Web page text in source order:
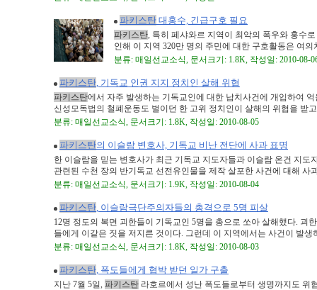
파키스탄 대홍수, 긴급구호 필요
파키스탄, 특히 페샤와르 지역이 최악의 폭우와 홍수
인해 이 지역 320만 명의 주민에 대한 구호활동은 여
분류: 매일선교소식, 문서크기: 1.8K, 작성일: 2010-08-
파키스탄, 기독교 인권 지지 정치인 살해 위협
파키스탄에서 자주 발생하는 기독교인에 대한 납치사건에 개입하여
신성모독법의 철폐운동도 벌이던 한 고위 정치인이 살해의 위협을 받
분류: 매일선교소식, 문서크기: 1.8K, 작성일: 2010-08-05
파키스탄의 이슬람 변호사, 기독교 비난 전단에 사과 표명
한 이슬람을 믿는 변호사가 최근 기독교 지도자들과 이슬람 온건 지
관련된 수천 장의 반기독교 선전유인물을 제작 살포한 사건에 대해 사
분류: 매일선교소식, 문서크기: 1.9K, 작성일: 2010-08-04
파키스탄, 이슬람극단주의자들의 총격으로 5명 피살
12명 정도의 복면 괴한들이 기독교인 5명을 총으로 쏘아 살해했다. 괴
들에게 이같은 짓을 저지른 것이다. 그런데 이 지역에서는 사건이 발생
분류: 매일선교소식, 문서크기: 1.8K, 작성일: 2010-08-03
파키스탄, 폭도들에게 협박 받던 일가 구출
지난 7월 5일, 파키스탄 라호르에서 성난 폭도들로부터 생명까지도 위